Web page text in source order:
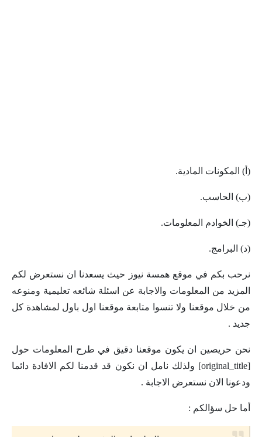
(أ) المكونات المادية.
(ب) الحاسب.
(جـ) الخوادم المعلومات.
(د) البرامج.
نرحب بكم في موقع همسة نيوز حيث يسعدنا ان نستعرض لكم
المزيد من المعلومات والاجابة عن اسئلة شائعه تعليمية ومنوعه
من خلال موقعنا ولا تنسوا متابعة موقعنا اول باول لمشاهدة كل
جديد .
نحن حريصين ان يكون موقعنا دقيق في طرح المعلومات حول
[original_title] ولذلك نامل ان نكون قد قدمنا لكم الافادة دائما
ودعونا الان نستعرض الاجابة .
أما حل سؤالكم :